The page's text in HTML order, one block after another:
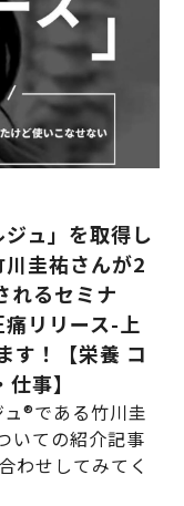
ュ」を取得し
圭祐さんが2
れるセミナ
リリース-上
す！【栄養 コ
事】
®である竹川圭
いての紹介記事
わせしてみてく